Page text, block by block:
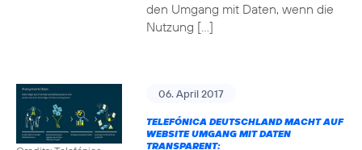
den Umgang mit Daten, wenn die
Nutzung […]
06. April 2017
TELEFÓNICA DEUTSCHLAND MACHT AUF
WEBSITE UMGANG MIT DATEN
TRANSPARENT: